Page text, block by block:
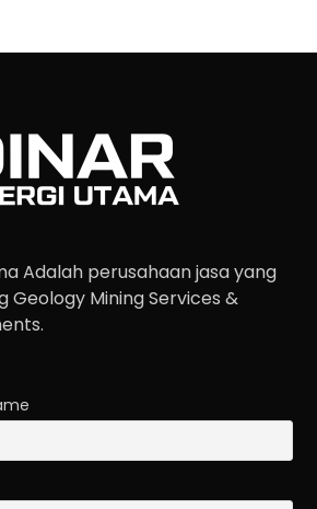
Adalah perusahaan jasa yang
Geology Mining Services &